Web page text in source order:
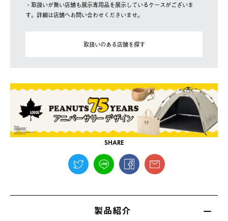
・取扱いが無い店舗も展示専用品を展示しているケースがございま
す。詳細は店舗へお問い合わせくださいませ。
取扱いのある店舗を探す
SHARE
製品紹介